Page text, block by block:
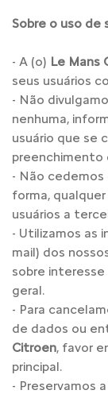
Sobre o uso de
- A (o) Le Mans
seus usuários
- Não
nenhuma,
usuário que se
preenchimento
- Não cedemos
forma,
usuários a
- Utilizamos as
mail) dos
sobre
geral.
- Para
de dados ou
Citroen, favor
principal.
- Preservamos